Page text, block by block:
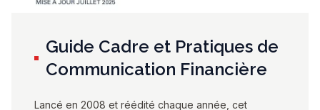
Guide Cadre et Pratiques de
Communication Financière
Lancé en 2008 et réédité chaque année, cet